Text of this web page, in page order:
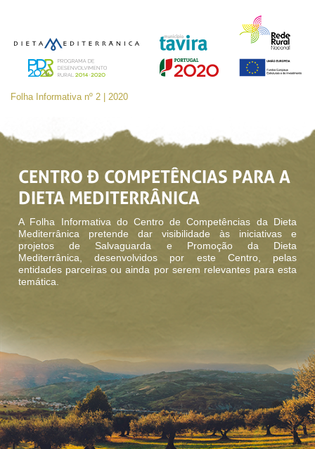
Folha Informativa nº 2 | 2020
CENTRO Ð COMPETÊNCIAS PARA A
DIETA MEDITERRÂNICA
A Folha Informativa do Centro de Competências da Dieta
Mediterrânica pretende dar visibilidade às iniciativas e
projetos de Salvaguarda e Promoção da Dieta
Mediterrânica, desenvolvidos por este Centro, pelas
entidades parceiras ou ainda por serem relevantes para esta
temática.